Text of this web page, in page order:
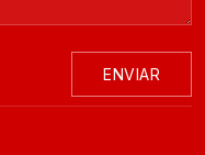
ENVIAR